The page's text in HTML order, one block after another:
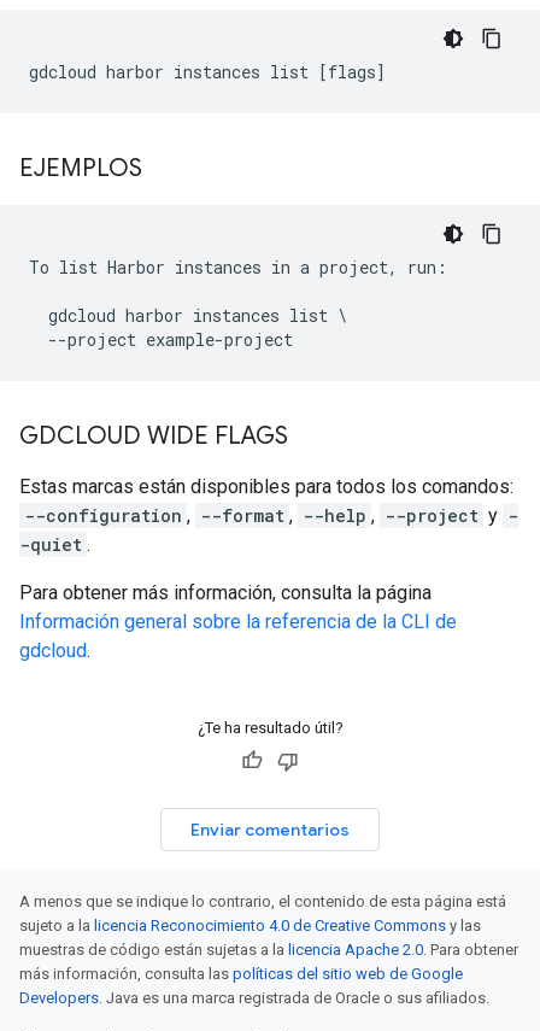
EJEMPLOS
To list Harbor instances in a project, run:
  gdcloud harbor instances list \
GDCLOUD WIDE FLAGS
Estas marcas están disponibles para todos los comandos:
--configuration , --format , --help , --project y -
-quiet .
Para obtener más información, consulta la página
Información general sobre la referencia de la CLI de
gdcloud.
¿Te ha resultado útil?
Enviar comentarios
A menos que se indique lo contrario, el contenido de esta página está
sujeto a la licencia Reconocimiento 4.0 de Creative Commons y las
muestras de código están sujetas a la licencia Apache 2.0. Para obtener
más información, consulta las políticas del sitio web de Google
Developers. Java es una marca registrada de Oracle o sus afiliados.